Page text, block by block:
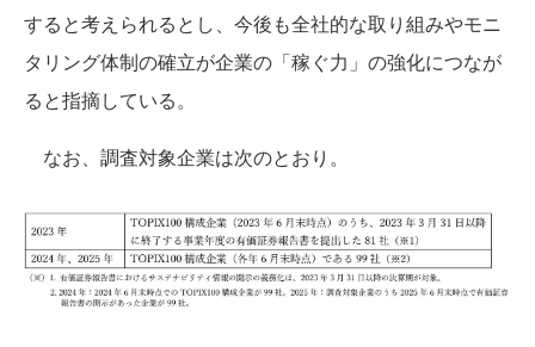
すると考えられるとし、今後も全社的な取り組みやモニ
タリング体制の確立が企業の「稼ぐ力」の強化につなが
ると指摘している。
なお、調査対象企業は次のとおり。